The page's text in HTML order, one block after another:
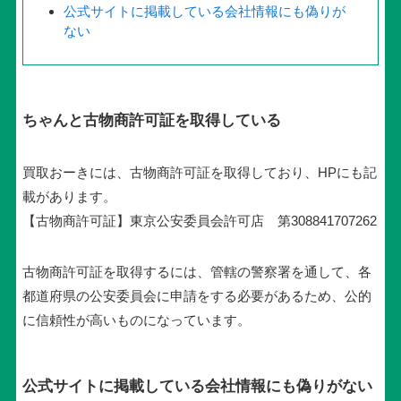
公式サイトに掲載している会社情報にも偽りが
ない
ちゃんと古物商許可証を取得している
買取おーきには、古物商許可証を取得しており、HPにも記
載があります。
【古物商許可証】東京公安委員会許可店 第308841707262
古物商許可証を取得するには、管轄の警察署を通して、各
都道府県の公安委員会に申請をする必要があるため、公的
に信頼性が高いものになっています。
公式サイトに掲載している会社情報にも偽りがない